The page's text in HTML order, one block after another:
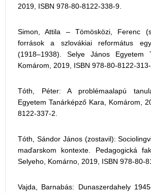
2019, ISBN 978-80-8122-338-9.
Simon, Attila – Tömösközi, Ferenc
források a szlovákiai református
(1918–1938). Selye János Egyetem
Komárom, 2019, ISBN 978-80-8122-313-
Tóth, Péter: A problémaalapú
Egyetem Tanárképző Kara, Komárom,
8122-337-2.
Tóth, Sándor János (zostavil):
maďarskom kontexte. Pedagogická
Selyeho, Komárno, 2019, ISBN 978-80-
Vajda, Barnabás: Dunaszerdahely